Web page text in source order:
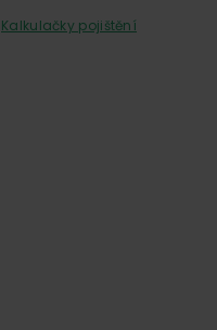
Kalkulačky pojištění